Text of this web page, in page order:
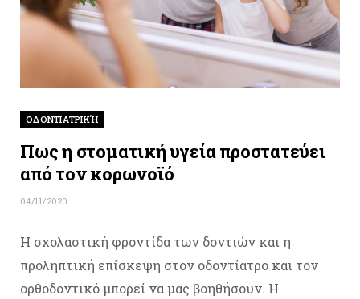
ΟΔΟΝΤΙΑΤΡΙΚΉ
Πως η στοματική υγεία προστατεύει
από τον κορωνοϊό
04/11/2020
Η σχολαστική φροντίδα των δοντιών και η
προληπτική επίσκεψη στον οδοντίατρο και τον
ορθοδοντικό μπορεί να μας βοηθήσουν. Η